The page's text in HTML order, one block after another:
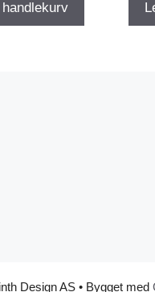
Design AS• Bygget med